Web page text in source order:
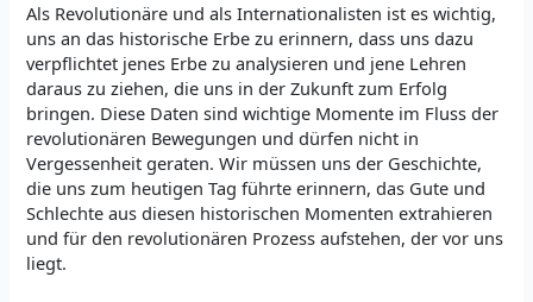
Als Revolutionäre und als Internationalisten ist es wichtig,
uns an das historische Erbe zu erinnern, dass uns dazu
verpflichtet jenes Erbe zu analysieren und jene Lehren
daraus zu ziehen, die uns in der Zukunft zum Erfolg
bringen. Diese Daten sind wichtige Momente im Fluss der
revolutionären Bewegungen und dürfen nicht in
Vergessenheit geraten. Wir müssen uns der Geschichte,
die uns zum heutigen Tag führte erinnern, das Gute und
Schlechte aus diesen historischen Momenten extrahieren
und für den revolutionären Prozess aufstehen, der vor uns
liegt.